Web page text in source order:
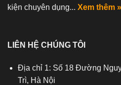
kiện chuyên dụng... Xem thêm »
LIÊN HỆ CHÚNG TÔI
Địa chỉ 1: Số 18 Đường
Trì, Hà Nội